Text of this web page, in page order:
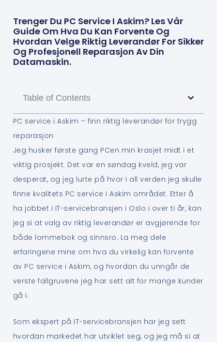
Trenger Du PC Service I Askim? Les Vår
Guide Om Hva Du Kan Forvente Og
Hvordan Velge Riktig Leverandør For Sikker
Og Profesjonell Reparasjon Av Din
Datamaskin.
Table of Contents
PC service i Askim – finn riktig leverandør for trygg
reparasjon
Jeg husker første gang PCen min krasjet midt i et
viktig prosjekt. Det var en søndag kveld, jeg var
desperat, og jeg lurte på hvor i all verden jeg skulle
finne kvalitets PC service i Askim området. Etter å
ha jobbet i IT-servicebransjen i Oslo i over ti år, kan
jeg si at valg av riktig leverandør er avgjørende for
både lommebok og sinnsro. La meg dele
erfaringene mine om hva du virkelig kan forvente
av PC service i Askim, og hvordan du unngår de
verste fallgruvene jeg har sett alt for mange kunder
gå i.
Som ekspert på IT-servicebransjen har jeg sett
hvordan markedet har utviklet seg, og jeg må si at